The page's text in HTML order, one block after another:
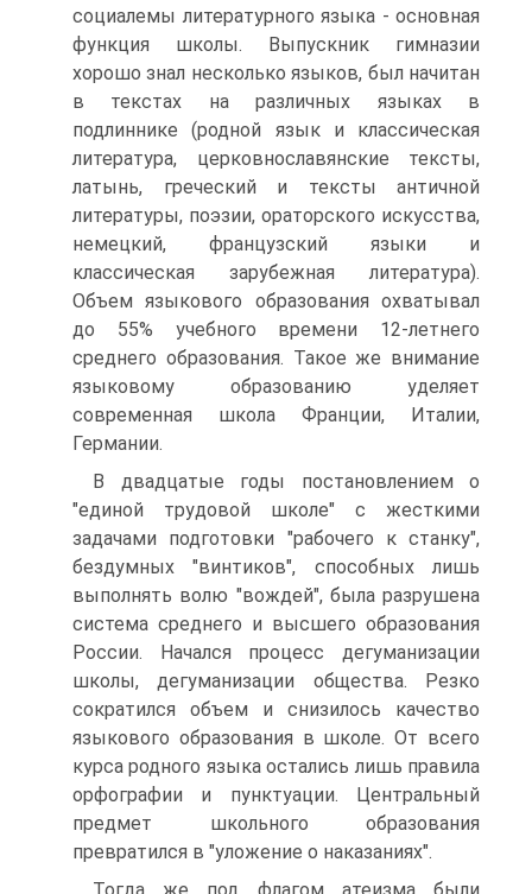
социалемы литературного языка - основная
функция школы. Выпускник гимназии
хорошо знал несколько языков, был начитан
в текстах на различных языках в
подлиннике (родной язык и классическая
литература, церковнославянские тексты,
латынь, греческий и тексты античной
литературы, поэзии, ораторского искусства,
немецкий, французский языки и
классическая зарубежная литература).
Объем языкового образования охватывал
до 55% учебного времени 12-летнего
среднего образования. Такое же внимание
языковому образованию уделяет
современная школа Франции, Италии,
Германии.
В двадцатые годы постановлением о
"единой трудовой школе" с жесткими
задачами подготовки "рабочего к станку",
бездумных "винтиков", способных лишь
выполнять волю "вождей", была разрушена
система среднего и высшего образования
России. Начался процесс дегуманизации
школы, дегуманизации общества. Резко
сократился объем и снизилось качество
языкового образования в школе. От всего
курса родного языка остались лишь правила
орфографии и пунктуации. Центральный
предмет школьного образования
превратился в "уложение о наказаниях".